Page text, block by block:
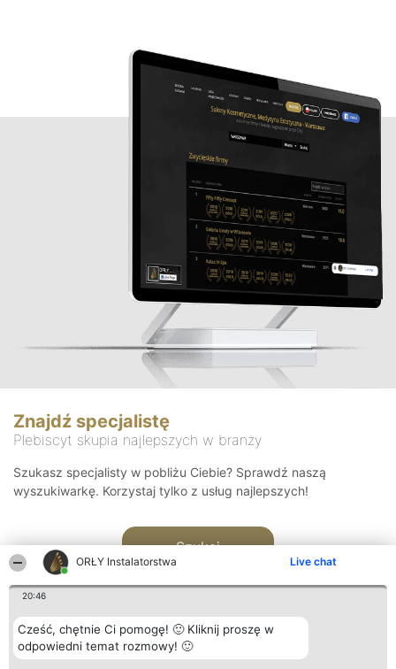
ORŁY Instalatorstwa Live chat
20:46
Cześć, chętnie Ci pomogę! 🙂 Kliknij proszę w
odpowiedni temat rozmowy! 🙂
Znajdź specjalistę
Plebiscyt skupia najlepszych w branży
Szukasz specjalisty w pobliżu Ciebie? Sprawdź naszą
wyszukiwarkę. Korzystaj tylko z usług najlepszych!
Szukaj